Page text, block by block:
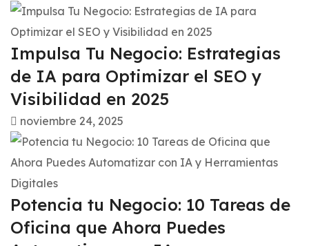
Impulsa Tu Negocio: Estrategias
de IA para Optimizar el SEO y
Visibilidad en 2025
noviembre 24, 2025
Potencia tu Negocio: 10 Tareas de
Oficina que Ahora Puedes